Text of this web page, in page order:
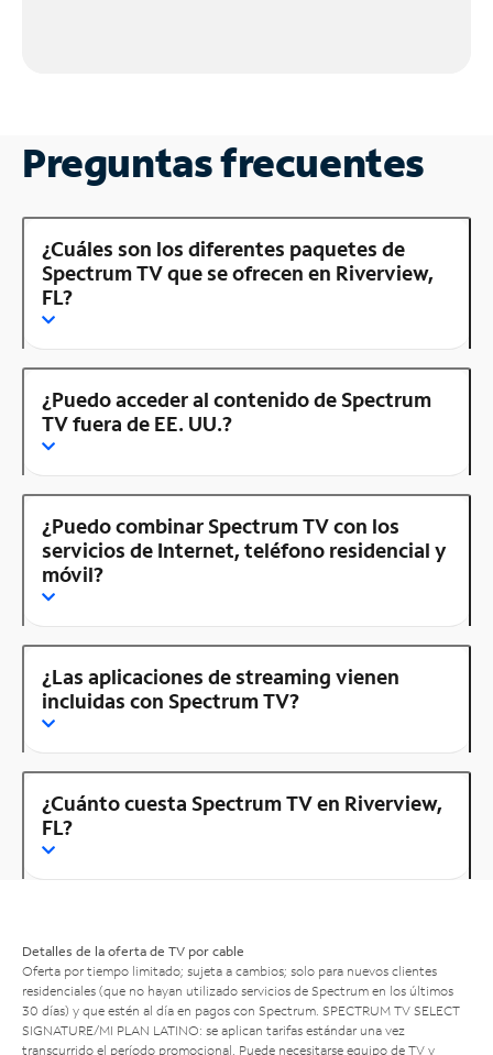
Preguntas frecuentes
¿Cuáles son los diferentes paquetes de
Spectrum TV que se ofrecen en Riverview,
FL?
¿Puedo acceder al contenido de Spectrum
TV fuera de EE. UU.?
¿Puedo combinar Spectrum TV con los
servicios de Internet, teléfono residencial y
móvil?
¿Las aplicaciones de streaming vienen
incluidas con Spectrum TV?
¿Cuánto cuesta Spectrum TV en Riverview,
FL?
Detalles de la oferta de TV por cable
Oferta por tiempo limitado; sujeta a cambios; solo para nuevos clientes
residenciales (que no hayan utilizado servicios de Spectrum en los últimos
30 días) y que estén al día en pagos con Spectrum. SPECTRUM TV SELECT
SIGNATURE/MI PLAN LATINO: se aplican tarifas estándar una vez
transcurrido el período promocional. Puede necesitarse equipo de TV y